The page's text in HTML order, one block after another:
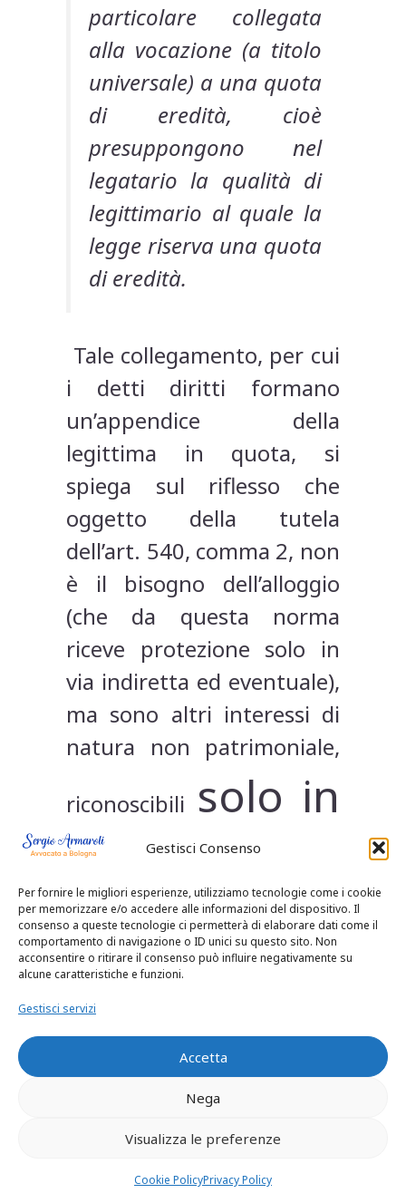
Gestisci Consenso
Per fornire le migliori esperienze, utilizziamo tecnologie come i cookie
per memorizzare e/o accedere alle informazioni del dispositivo. Il
consenso a queste tecnologie ci permetterà di elaborare dati come il
comportamento di navigazione o ID unici su questo sito. Non
acconsentire o ritirare il consenso può influire negativamente su
alcune caratteristiche e funzioni.
Gestisci servizi
Accetta
Nega
Visualizza le preferenze
Cookie PolicyPrivacy Policy
particolare collegata
alla vocazione (a titolo
universale) a una quota
di eredità, cioè
presuppongono nel
legatario la qualità di
legittimario al quale la
legge riserva una quota
di eredità.
Tale collegamento, per cui
i detti diritti formano
un’appendice della
legittima in quota, si
spiega sul riflesso che
oggetto della tutela
dell’art. 540, comma 2, non
è il bisogno dell’alloggio
(che da questa norma
riceve protezione solo in
via indiretta ed eventuale),
ma sono altri interessi di
natura non patrimoniale,
riconoscibili solo in
connessione
con la
qualità di
erede del
coniuge,
quali la